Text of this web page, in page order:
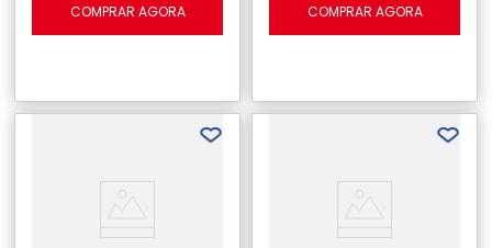
COMPRAR AGORA COMPRAR AGORA